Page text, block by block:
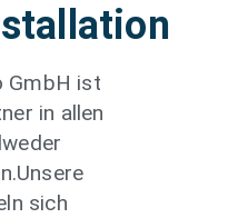
GmbH ist
in allen
sich